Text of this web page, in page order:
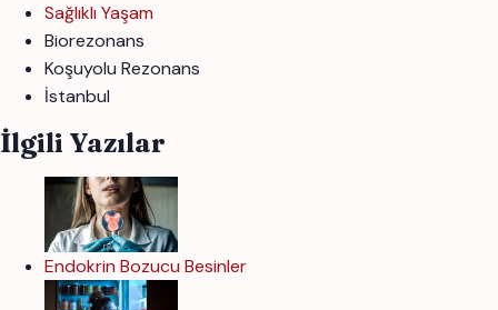
Sağlıklı Yaşam
Biorezonans
Koşuyolu Rezonans
İstanbul
İlgili Yazılar
Endokrin Bozucu Besinler